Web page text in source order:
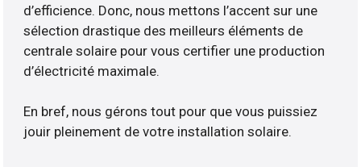
d’efficience. Donc, nous mettons l’accent sur une
sélection drastique des meilleurs éléments de
centrale solaire pour vous certifier une production
d’électricité maximale.
En bref, nous gérons tout pour que vous puissiez
jouir pleinement de votre installation solaire.